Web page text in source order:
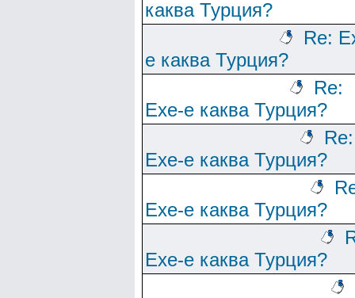
каква Турция?
Re:
е каква Турция?
Re:
Ехе-е каква Турция?
Re:
Ехе-е каква Турция?
Ехе-е каква Турция?
Ехе-е каква Турция?